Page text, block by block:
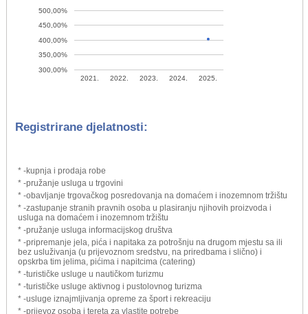
2021. 2022. 2023. 2024. 2025.
300,00%
350,00%
400,00%
450,00%
500,00%
Registrirane djelatnosti:
* -kupnja i prodaja robe
* -pružanje usluga u trgovini
* -obavljanje trgovačkog posredovanja na domaćem i inozemnom tržištu
* -zastupanje stranih pravnih osoba u plasiranju njihovih proizvoda i
usluga na domaćem i inozemnom tržištu
* -pružanje usluga informacijskog društva
* -pripremanje jela, pića i napitaka za potrošnju na drugom mjestu sa ili
bez usluživanja (u prijevoznom sredstvu, na priredbama i slično) i
opskrba tim jelima, pićima i napitcima (catering)
* -turističke usluge u nautičkom turizmu
* -turističke usluge aktivnog i pustolovnog turizma
* -usluge iznajmljivanja opreme za šport i rekreaciju
* -prijevoz osoba i tereta za vlastite potrebe